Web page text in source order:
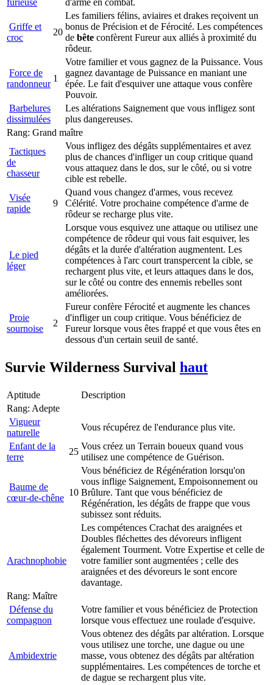
furieuse d'arme en combat.
Griffe et
croc
20
Les familiers félins, aviaires et drakes reçoivent un
bonus de Précision et de Férocité. Les compétences
de bête confèrent Fureur aux alliés à proximité du
rôdeur.
Force de
randonneur
1
Votre familier et vous gagnez de la Puissance. Vous
gagnez davantage de Puissance en maniant une
épée. Le fait d'esquiver une attaque vous confère
Pouvoir.
Barbelures
dissimulées
Les altérations Saignement que vous infligez sont
plus dangereuses.
Rang: Grand maître
Tactiques
de
chasseur
Vous infligez des dégâts supplémentaires et avez
plus de chances d'infliger un coup critique quand
vous attaquez dans le dos, sur le côté, ou si votre
cible est rebelle.
Visée
rapide
9
Quand vous changez d'armes, vous recevez
Célérité. Votre prochaine compétence d'arme de
rôdeur se recharge plus vite.
Le pied
léger
Lorsque vous esquivez une attaque ou utilisez une
compétence de rôdeur qui vous fait esquiver, les
dégâts et la durée d'altération augmentent. Les
compétences à l'arc court transpercent la cible, se
rechargent plus vite, et leurs attaques dans le dos,
sur le côté ou contre des ennemis rebelles sont
améliorées.
Proie
sournoise
2
Fureur confère Férocité et augmente les chances
d'infliger un coup critique. Vous bénéficiez de
Fureur lorsque vous êtes frappé et que vous êtes en
dessous d'un certain seuil de santé.
Survie Wilderness Survival haut
Aptitude
Description
Rang: Adepte
Vigueur
naturelle
Vous récupérez de l'endurance plus vite.
Enfant de la
terre
25
Vous créez un Terrain boueux quand vous
utilisez une compétence de Guérison.
Baume de
cœur-de-chêne
10
Vous bénéficiez de Régénération lorsqu'on
vous inflige Saignement, Empoisonnement ou
Brûlure. Tant que vous bénéficiez de
Régénération, les dégâts de frappe que vous
subissez sont réduits.
Arachnophobie
Les compétences Crachat des araignées et
Doubles fléchettes des dévoreurs infligent
également Tourment. Votre Expertise et celle de
votre familier sont augmentées ; celle des
araignées et des dévoreurs le sont encore
davantage.
Rang: Maître
Défense du
compagnon
Votre familier et vous bénéficiez de Protection
lorsque vous effectuez une roulade d'esquive.
Ambidextrie
Vous obtenez des dégâts par altération. Lorsque
vous utilisez une torche, une dague ou une
masse, vous obtenez des dégâts par altération
supplémentaires. Les compétences de torche et
de dague se rechargent plus vite.